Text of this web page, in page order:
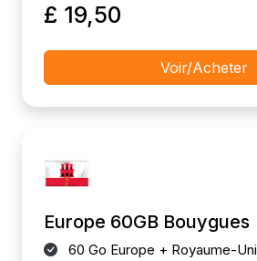
£ 19,50
Voir/Acheter
Europe 60GB Bouygues
60 Go Europe + Royaume-Uni